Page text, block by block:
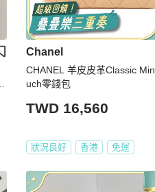
Chanel
CHANEL 羊皮皮革Classic
uch零錢包
TWD 16,560
狀況良好 香港 免運